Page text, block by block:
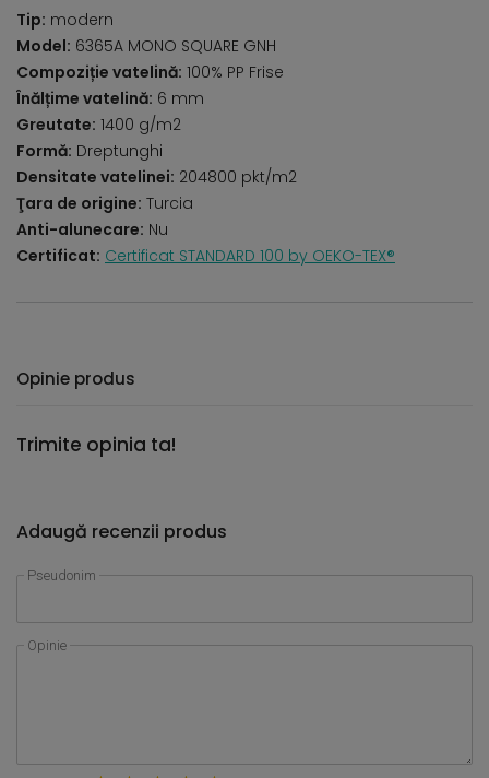
Tip: modern
Model: 6365A MONO SQUARE GNH
Compoziție vatelină: 100% PP Frise
Înălțime vatelină: 6 mm
Greutate: 1400 g/m2
Formă: Dreptunghi
Densitate vatelinei: 204800 pkt/m2
Ţara de origine: Turcia
Anti-alunecare: Nu
Certificat: Certificat STANDARD 100 by OEKO-TEX®
Opinie produs
Trimite opinia ta!
Adaugă recenzii produs
Pseudonim
Opinie